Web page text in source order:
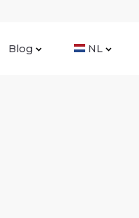
Blog NL